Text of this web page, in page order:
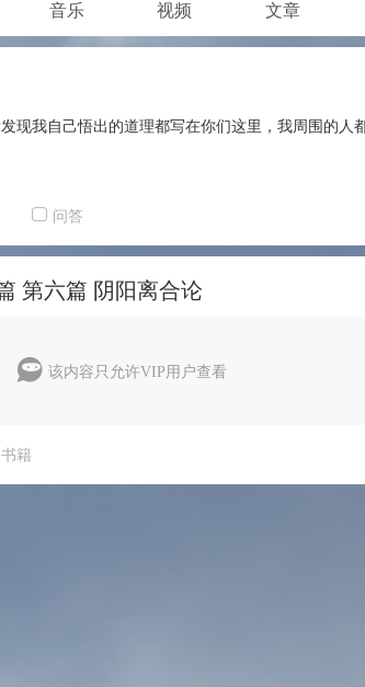
音乐 视频 文章
现我自己悟出的道理都写在你们这里，我周围的人
问答
第六篇 阴阳离合论
该内容只允许VIP用户查看
书籍